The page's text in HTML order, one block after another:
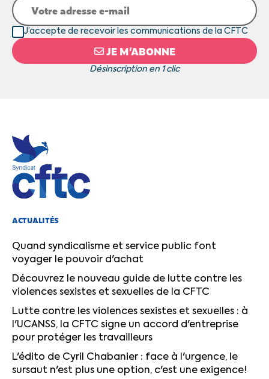
JE M’ABONNE
Désinscription en 1 clic
J’accepte de recevoir les communications de la CFTC
ACTUALITÉS
Quand syndicalisme et service public font
voyager le pouvoir d'achat
Découvrez le nouveau guide de lutte contre les
violences sexistes et sexuelles de la CFTC
Lutte contre les violences sexistes et sexuelles : à
l'UCANSS, la CFTC signe un accord d'entreprise
pour protéger les travailleurs
L'édito de Cyril Chabanier : face à l'urgence, le
sursaut n'est plus une option, c'est une exigence!